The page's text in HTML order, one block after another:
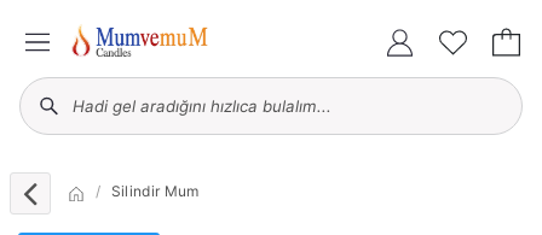
Silindir Mum